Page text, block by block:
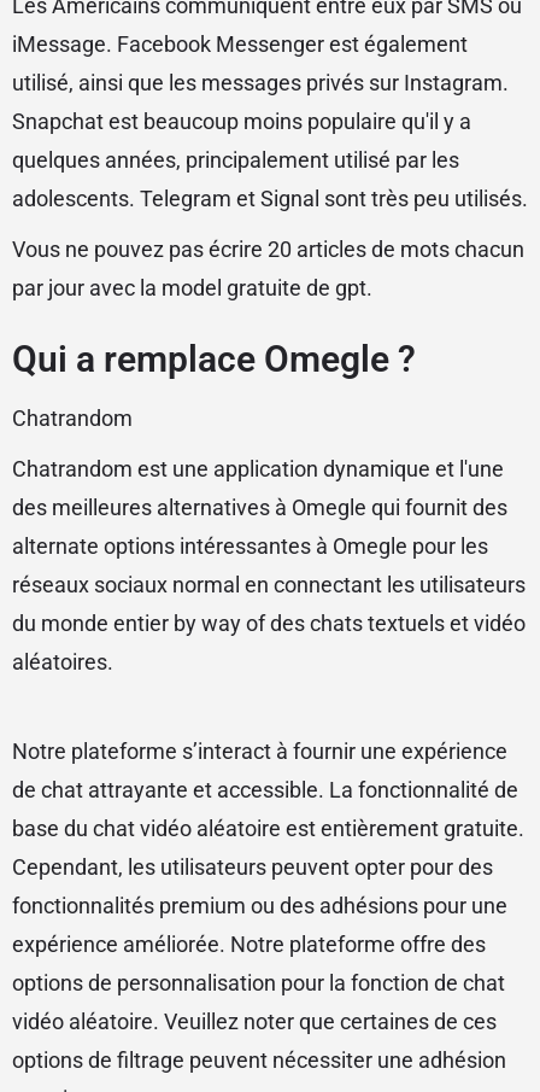
Les Américains communiquent entre eux par SMS ou
iMessage. Facebook Messenger est également
utilisé, ainsi que les messages privés sur Instagram.
Snapchat est beaucoup moins populaire qu'il y a
quelques années, principalement utilisé par les
adolescents. Telegram et Signal sont très peu utilisés.
Vous ne pouvez pas écrire 20 articles de mots chacun
par jour avec la model gratuite de gpt.
Qui a remplace Omegle ?
Chatrandom
Chatrandom est une application dynamique et l'une
des meilleures alternatives à Omegle qui fournit des
alternate options intéressantes à Omegle pour les
réseaux sociaux normal en connectant les utilisateurs
du monde entier by way of des chats textuels et vidéo
aléatoires.
Notre plateforme s’interact à fournir une expérience
de chat attrayante et accessible. La fonctionnalité de
base du chat vidéo aléatoire est entièrement gratuite.
Cependant, les utilisateurs peuvent opter pour des
fonctionnalités premium ou des adhésions pour une
expérience améliorée. Notre plateforme offre des
options de personnalisation pour la fonction de chat
vidéo aléatoire. Veuillez noter que certaines de ces
options de filtrage peuvent nécessiter une adhésion